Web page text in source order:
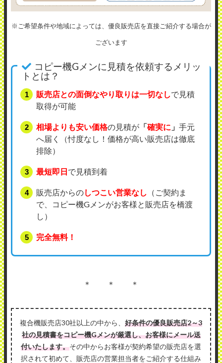
※ご希望条件や地域によっては、優良販売店を直接ご紹介する場合が
ございます
コピー機Gメンに見積を依頼するメリッ
トとは？
販売店との面倒なやり取りは一切なしで見積
取得が可能
相場よりも安い価格の見積が 「確実に 」 手元
へ届く（忖度なし！価格が高い販売店は徹底
排除）
最短即日で見積到着
販売店からのしつこい営業なし
（ご契約ま
で、コピー機Gメンがお客様と販売店を橋渡
し）
完全無料！
＊ ＊ ＊
複合機販売店30社以上の中から、 好条件の優良販売店2～3
社の見積書をコピー機Gメンが厳選し、お客様にメール送
付いたします。その中からお客様が契約希望の販売店を選
択されて初めて、販売店の営業担当者をご紹介する仕組み